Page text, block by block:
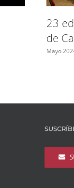
23
de
Mayo